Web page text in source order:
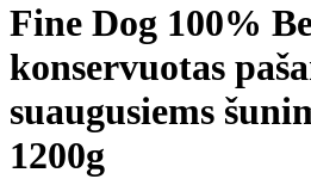
Fine Dog 100%
konservuotas
suaugusiems
1200g